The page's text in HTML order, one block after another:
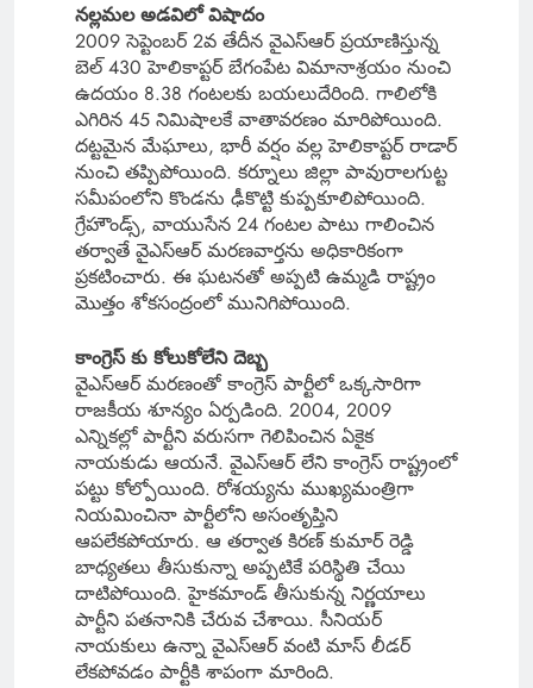
నల్లమల అడవిలో విషాదం
2009 సెప్టెంబర్ 2వ తేదీన వైఎస్ఆర్ ప్రయాణిస్తున్న
బెల్ 430 హెలికాప్టర్ బేగంపేట విమానాశ్రయం నుంచి
ఉదయం 8.38 గంటలకు బయలుదేరింది. గాలిలోకి
ఎగిరిన 45 నిమిషాలకే వాతావరణం మారిపోయింది.
దట్టమైన మేఘాలు, భారీ వర్షం వల్ల హెలికాప్టర్ రాడార్
నుంచి తప్పిపోయింది. కర్నూలు జిల్లా పావురాలగుట్ట
సమీపంలోని కొండను ఢీకొట్టి కుప్పకూలిపోయింది.
గ్రేహౌండ్స్, వాయుసేన 24 గంటల పాటు గాలించిన
తర్వాతే వైఎస్ఆర్ మరణవార్తను అధికారికంగా
ప్రకటించారు. ఈ ఘటనతో అప్పటి ఉమ్మడి రాష్ట్రం
మొత్తం శోకసంద్రంలో మునిగిపోయింది.
కాంగ్రెస్ కు కోలుకోలేని దెబ్బ
వైఎస్ఆర్ మరణంతో కాంగ్రెస్ పార్టీలో ఒక్కసారిగా
రాజకీయ శూన్యం ఏర్పడింది. 2004, 2009
ఎన్నికల్లో పార్టీని వరుసగా గెలిపించిన ఏకైక
నాయకుడు ఆయనే. వైఎస్ఆర్ లేని కాంగ్రెస్ రాష్ట్రంలో
పట్టు కోల్పోయింది. రోశయ్యను ముఖ్యమంత్రిగా
నియమించినా పార్టీలోని అసంతృప్తిని
ఆపలేకపోయారు. ఆ తర్వాత కిరణ్ కుమార్ రెడ్డి
బాధ్యతలు తీసుకున్నా అప్పటికే పరిస్థితి చేయి
దాటిపోయింది. హైకమాండ్ తీసుకున్న నిర్ణయాలు
పార్టీని పతనానికి చేరువ చేశాయి. సీనియర్
నాయకులు ఉన్నా వైఎస్ఆర్ వంటి మాస్ లీడర్
లేకపోవడం పార్టీకి శాపంగా మారింది.